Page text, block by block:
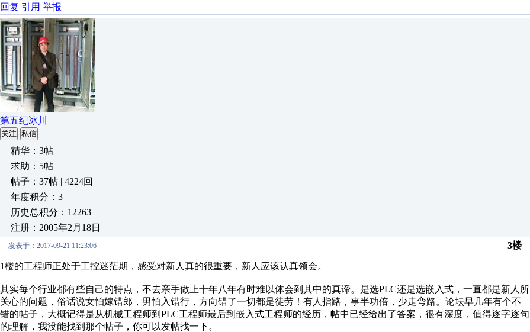
回复 引用 举报
第五纪冰川
关注 私信
精华：3帖
求助：5帖
帖子：37帖 | 4224回
年度积分：3
历史总积分：12263
注册：2005年2月18日
发表于：2017-09-21 11:23:06 3楼
1楼的工程师正处于工控迷茫期，感受对新人真的很重要，新人应该认真领会。
其实每个行业都有些自己的特点，不去亲手做上十年八年有时难以体会到其中的真谛。是选PLC还是选嵌入式，一直都是新人所
关心的问题，俗话说女怕嫁错郎，男怕入错行，方向错了一切都是徒劳！有人指路，事半功倍，少走弯路。论坛早几年有个不
错的帖子，大概记得是从机械工程师到PLC工程师最后到嵌入式工程师的经历，帖中已经给出了答案，很有深度，值得逐字逐句
的理解，我没能找到那个帖子，你可以发帖找一下。